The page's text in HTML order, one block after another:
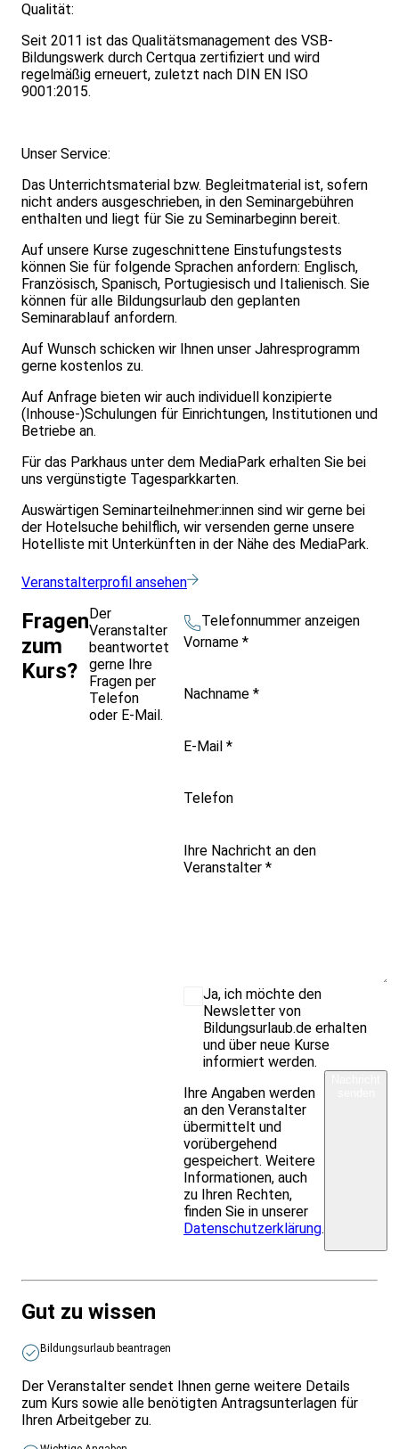
Qualität:
Seit 2011 ist das Qualitätsmanagement des VSB-
Bildungswerk durch Certqua zertifiziert und wird
regelmäßig erneuert, zuletzt nach DIN EN ISO
9001:2015.
Unser Service:
Das Unterrichtsmaterial bzw. Begleitmaterial ist, sofern
nicht anders ausgeschrieben, in den Seminargebühren
enthalten und liegt für Sie zu Seminarbeginn bereit.
Auf unsere Kurse zugeschnittene Einstufungstests
können Sie für folgende Sprachen anfordern: Englisch,
Französisch, Spanisch, Portugiesisch und Italienisch. Sie
können für alle Bildungsurlaub den geplanten
Seminarablauf anfordern.
Auf Wunsch schicken wir Ihnen unser Jahresprogramm
gerne kostenlos zu.
Auf Anfrage bieten wir auch individuell konzipierte
(Inhouse-)Schulungen für Einrichtungen, Institutionen und
Betriebe an.
Für das Parkhaus unter dem MediaPark erhalten Sie bei
uns vergünstigte Tagesparkkarten.
Auswärtigen Seminarteilnehmer:innen sind wir gerne bei
der Hotelsuche behilflich, wir versenden gerne unsere
Hotelliste mit Unterkünften in der Nähe des MediaPark.
Veranstalterprofil ansehen
Fragen
zum
Kurs?
Der
Veranstalter
beantwortet
gerne Ihre
Fragen per
Telefon
oder E-Mail.
Telefonnummer anzeigen
Vorname *
Nachname *
E-Mail *
Telefon
Ihre Nachricht an den
Veranstalter *
Ja, ich möchte den
Newsletter von
Bildungsurlaub.de erhalten
und über neue Kurse
informiert werden.
Ihre Angaben werden
an den Veranstalter
übermittelt und
vorübergehend
gespeichert. Weitere
Informationen, auch
zu Ihren Rechten,
finden Sie in unserer
Datenschutzerklärung.
Gut zu wissen
Bildungsurlaub beantragen
Der Veranstalter sendet Ihnen gerne weitere Details
zum Kurs sowie alle benötigten Antragsunterlagen für
Ihren Arbeitgeber zu.